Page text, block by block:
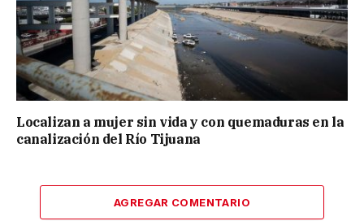
Localizan a mujer sin vida y con quemaduras en la
canalización del Río Tijuana
AGREGAR COMENTARIO